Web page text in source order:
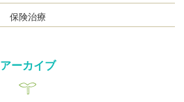
保険治療
アーカイブ